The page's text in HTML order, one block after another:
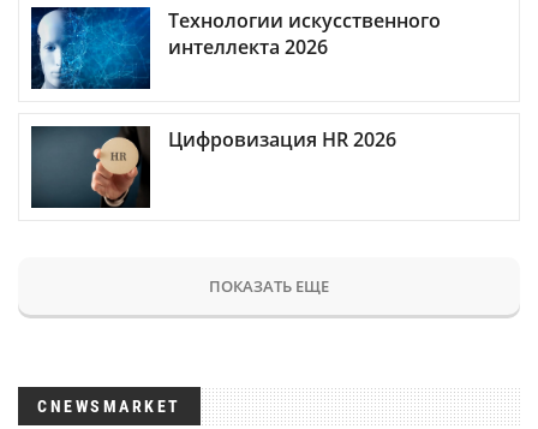
Технологии искусственного
интеллекта 2026
Цифровизация HR 2026
ПОКАЗАТЬ ЕЩЕ
CNEWSMARKET